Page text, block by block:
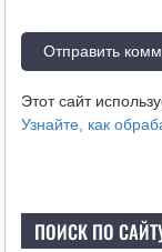
Этот сайт
Узнайте, как
ПОИСК ПО